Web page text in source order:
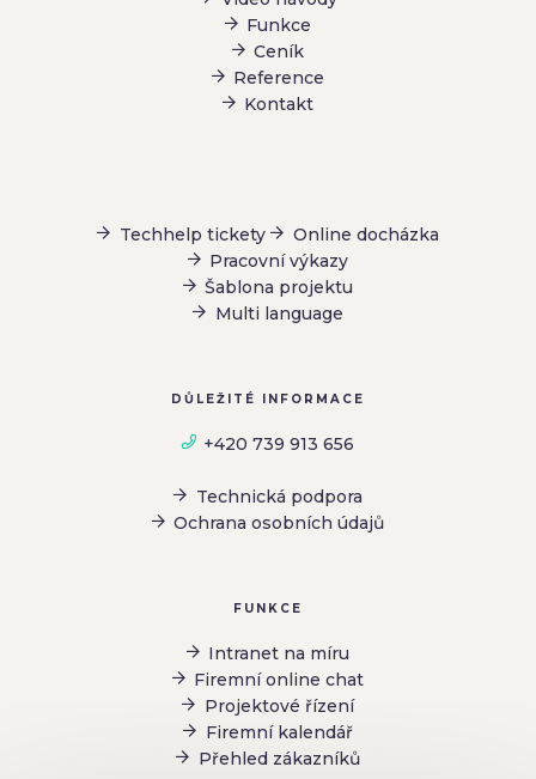
Funkce
Ceník
Reference
Kontakt
FUNKCE
Intranet na míru
Firemní online chat
Projektové řízení
Firemní kalendář
Přehled zákazníků
Techhelp tickety
Online docházka
Pracovní výkazy
Šablona projektu
Multi language
DŮLEŽITÉ INFORMACE
+420 739 913 656
Technická podpora
Ochrana osobních údajů